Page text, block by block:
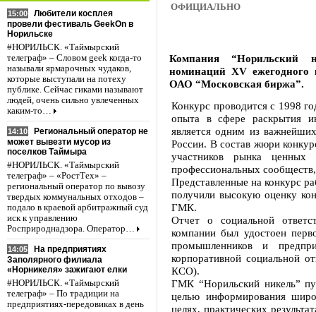
15:00
Любители косплея
провели фестиваль GeekOn в
Норильске
#НОРИЛЬСК. «Таймырский
телеграф» – Словом geek когда-то
называли ярмарочных чудаков,
которые выступали на потеху
публике. Сейчас гиками называют
людей, очень сильно увлеченных
каким-то…
14:10
Региональный оператор не
может вывезти мусор из
поселков Таймыра
#НОРИЛЬСК. «Таймырский
телеграф» – «РостТех» –
региональный оператор по вывозу
твердых коммунальных отходов –
подало в краевой арбитражный суд
иск к управлению
Росприроднадзора. Оператор…
14:05
На предприятиях
Заполярного филиала
«Норникеля» зажигают елки
#НОРИЛЬСК. «Таймырский
телеграф» – По традиции на
предприятиях-передовиках в день
ОФИЦИАЛЬНО
Компания “Норильский
номинаций XV ежегодного
ОАО “Московская биржа”.
Конкурс проводится с 1998
опыта в сфере раскрытия
является одним из
России. В состав жюри
участников рынка ценных
профессиональных
Представленные на конкурс
получили высокую оценку
ГМК.
Отчет о социальной
компании был удостоен
промышленников и
корпоративной социальной
КСО).
ГМК “Норильский никель”
целью информирования
целях, практических